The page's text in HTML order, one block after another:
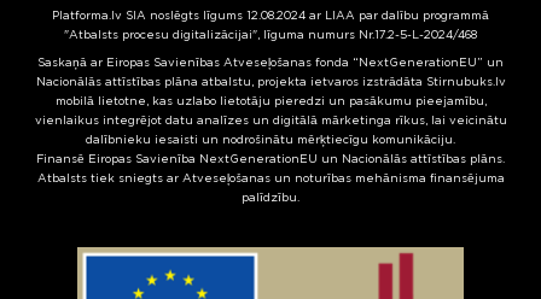
Platforma.lv SIA noslēgts līgums 12.08.2024 ar LIAA par dalību programmā
"Atbalsts procesu digitalizācijai", līguma numurs Nr.17.2-5-L-2024/468
Saskaņā ar Eiropas Savienības Atveseļošanas fonda “NextGenerationEU” un
Nacionālās attīstības plāna atbalstu, projekta ietvaros izstrādāta Stirnubuks.lv
mobilā lietotne, kas uzlabo lietotāju pieredzi un pasākumu pieejamību,
vienlaikus integrējot datu analīzes un digitālā mārketinga rīkus, lai veicinātu
dalībnieku iesaisti un nodrošinātu mērķtiecīgu komunikāciju.
Finansē Eiropas Savienība NextGenerationEU un Nacionālās attīstības plāns.
Atbalsts tiek sniegts ar Atveseļošanas un noturības mehānisma finansējuma
palīdzību.